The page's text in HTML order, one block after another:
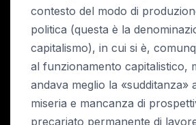
contesto del modo di
politica (questa è la
capitalismo), in cui si è,
al funzionamento capitalistico,
andava meglio la «sudditanza»
miseria e mancanza di
precariato permanente di